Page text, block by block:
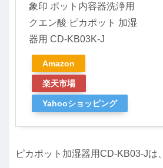
象印 ポット内容器洗浄用
クエン酸 ピカポット 加湿
器用 CD-KB03K-J
Amazon
楽天市場
Yahooショッピング
ピカポット加湿器用CD-KB03-Jは、